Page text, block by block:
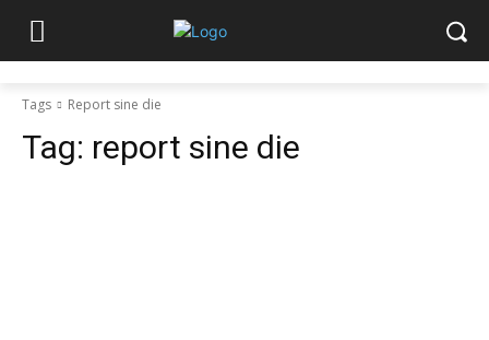
Tags Report sine die
Tag: report sine die